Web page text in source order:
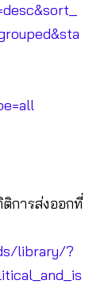
การส่งออกที่
library/?